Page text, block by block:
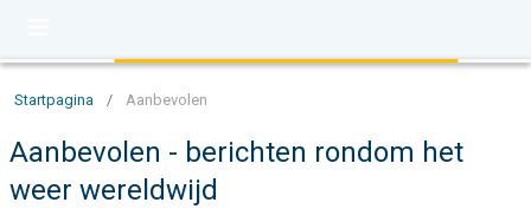
Startpagina / Aanbevolen
Aanbevolen - berichten rondom het
weer wereldwijd